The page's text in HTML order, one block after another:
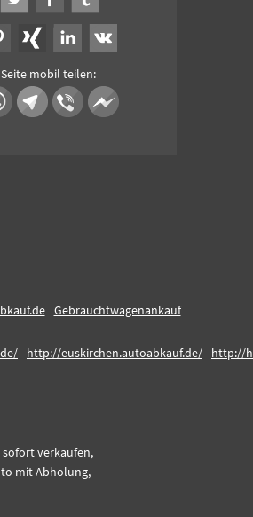
Seite mobil teilen:
Gebrauchtwagenankauf
http://euskirchen.autoabkauf.de/
http://
verkaufen,
mit Abholung,